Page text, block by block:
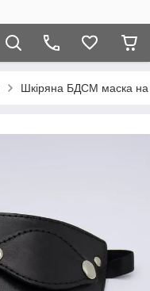
Шкіряна БДСМ маска на